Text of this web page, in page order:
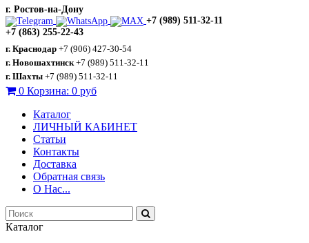
г. Ростов-на-Дону
+7 (989) 511-32-11
+7 (863) 255-22-43
г. Краснодар +7 (906) 427-30-54
г. Новошахтинск +7 (989) 511-32-11
г. Шахты +7 (989) 511-32-11
0 Корзина: 0 руб
Каталог
ЛИЧНЫЙ КАБИНЕТ
Статьи
Контакты
Доставка
Обратная связь
О Нас...
Каталог